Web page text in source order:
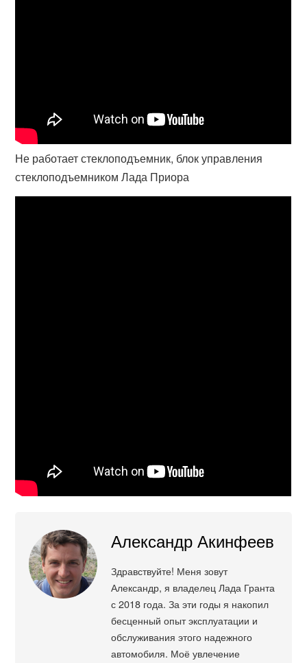
Не работает стеклоподъемник, блок управления
стеклоподъемником Лада Приора
Александр Акинфеев
Здравствуйте! Меня зовут
Александр, я владелец Лада Гранта
с 2018 года. За эти годы я накопил
бесценный опыт эксплуатации и
обслуживания этого надежного
автомобиля. Моё увлечение